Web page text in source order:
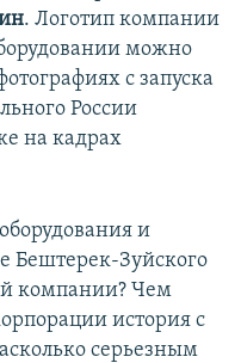
. Логотип компании
можно
с запуска
России
на кадрах
и
Бештерек-Зуйского
компании? Чем
история с
серьезным